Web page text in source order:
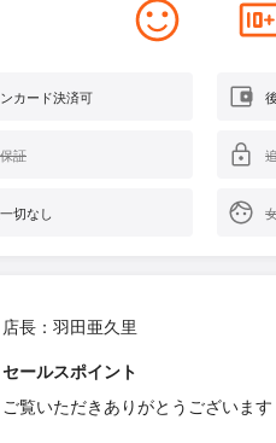
カード決済可
証
切なし
店長：羽田亜久里
セールスポイント
ご覧いただきありがとうございます